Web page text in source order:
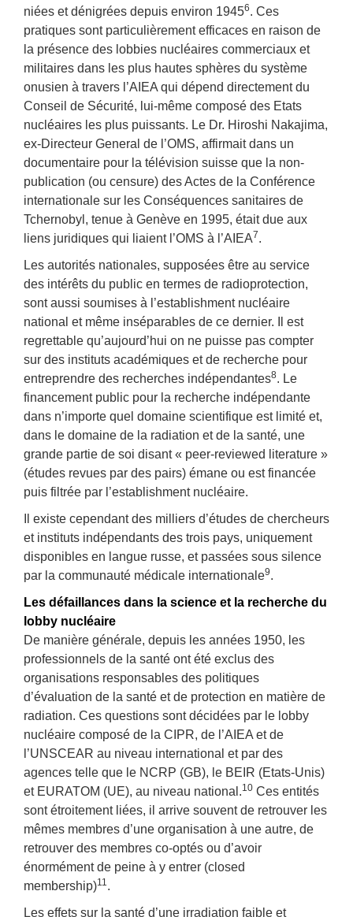
niées et dénigrées depuis environ 19456. Ces
pratiques sont particulièrement efficaces en raison de
la présence des lobbies nucléaires commerciaux et
militaires dans les plus hautes sphères du système
onusien à travers l’AIEA qui dépend directement du
Conseil de Sécurité, lui-même composé des Etats
nucléaires les plus puissants. Le Dr. Hiroshi Nakajima,
ex-Directeur General de l’OMS, affirmait dans un
documentaire pour la télévision suisse que la non-
publication (ou censure) des Actes de la Conférence
internationale sur les Conséquences sanitaires de
Tchernobyl, tenue à Genève en 1995, était due aux
liens juridiques qui liaient l’OMS à l’AIEA7.
Les autorités nationales, supposées être au service
des intérêts du public en termes de radioprotection,
sont aussi soumises à l’establishment nucléaire
national et même inséparables de ce dernier. Il est
regrettable qu’aujourd’hui on ne puisse pas compter
sur des instituts académiques et de recherche pour
entreprendre des recherches indépendantes8. Le
financement public pour la recherche indépendante
dans n’importe quel domaine scientifique est limité et,
dans le domaine de la radiation et de la santé, une
grande partie de soi disant « peer-reviewed literature »
(études revues par des pairs) émane ou est financée
puis filtrée par l’establishment nucléaire.
Il existe cependant des milliers d’études de chercheurs
et instituts indépendants des trois pays, uniquement
disponibles en langue russe, et passées sous silence
par la communauté médicale internationale9.
Les défaillances dans la science et la recherche du
lobby nucléaire
De manière générale, depuis les années 1950, les
professionnels de la santé ont été exclus des
organisations responsables des politiques
d’évaluation de la santé et de protection en matière de
radiation. Ces questions sont décidées par le lobby
nucléaire composé de la CIPR, de l’AIEA et de
l’UNSCEAR au niveau international et par des
agences telle que le NCRP (GB), le BEIR (Etats-Unis)
et EURATOM (UE), au niveau national.10 Ces entités
sont étroitement liées, il arrive souvent de retrouver les
mêmes membres d’une organisation à une autre, de
retrouver des membres co-optés ou d’avoir
énormément de peine à y entrer (closed
membership)11.
Les effets sur la santé d’une irradiation faible et